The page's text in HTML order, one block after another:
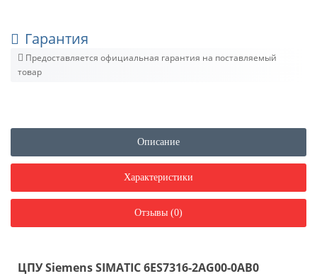
Гарантия
Предоставляется официальная гарантия на поставляемый
товар
Описание
Характеристики
Отзывы (0)
ЦПУ Siemens SIMATIC 6ES7316-2AG00-0AB0